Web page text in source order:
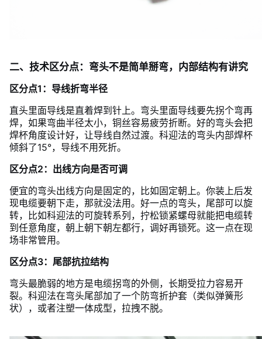
二、技术区分点：弯头不是简单掰弯，内部结构有讲究
区分点1：导线折弯半径
直头里面导线是直着焊到针上。弯头里面导线要先拐个弯再
焊，如果弯曲半径太小，铜丝容易疲劳折断。好的弯头会把
焊杯角度设计好，让导线自然过渡。科迎法的弯头内部焊杯
倾斜了15°，导线不用死折。
区分点2：出线方向是否可调
便宜的弯头出线方向是固定的，比如固定朝上。你装上后发
现电缆要朝下走，那就没法用。好一点的弯头，尾部可以旋
转，比如科迎法的可旋转系列，拧松锁紧螺母就能把电缆转
到任意角度，朝上朝下朝左都行，调好再锁死。这一点在现
场非常管用。
区分点3：尾部抗拉结构
弯头最脆弱的地方是电缆拐弯的外侧，长期受拉力容易开
裂。科迎法在弯头尾部加了一个防弯折护套（类似弹簧形
状），或者注塑一体成型，拉拽不脱。